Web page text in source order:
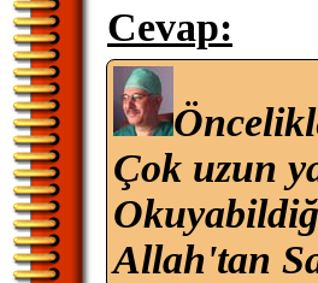
Cevap:
Çok uzun
Allah'tan